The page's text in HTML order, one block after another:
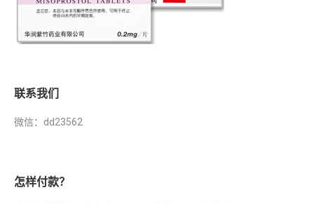
联系我们
微信：dd23562
怎样付款？